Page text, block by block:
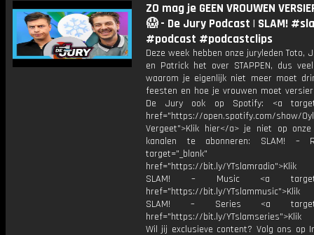
ZO mag je GEEN VROUWEN
😱 - De Jury Podcast | SLAM!
#podcast #podcastclips
Deze week hebben onze juryleden Toto,
en Patrick het over STAPPEN, dus
waarom je eigenlijk niet meer moet
feesten en hoe je vrouwen moet
De Jury ook op Spotify: <a
href="https://open.spotify.com/show/
Vergeet">Klik hier</a> je niet op onze
kanalen te abonneren: SLAM! –
target="_blank"
href="https://bit.ly/
SLAM! – Music <a
href="https://bit.ly/
SLAM! – Series <a
href="https://bit.ly/
Wil jij exclusieve content? Volg ons op